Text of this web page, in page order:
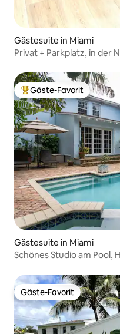
Gästesuite in Miami
Privat + Parkplatz, in der
Beliebter Gäste-Favorit.
Gäste-Favorit
Gästesuite in Miami
Schönes Studio am Pool,
Gäste-Favorit
Gäste-Favorit